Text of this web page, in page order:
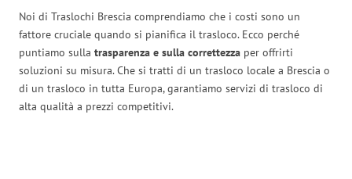
Noi di Traslochi Brescia comprendiamo che i costi sono un
fattore cruciale quando si pianifica il trasloco. Ecco perché
puntiamo sulla trasparenza e sulla correttezza per offrirti
soluzioni su misura. Che si tratti di un trasloco locale a Brescia o
di un trasloco in tutta Europa, garantiamo servizi di trasloco di
alta qualità a prezzi competitivi.